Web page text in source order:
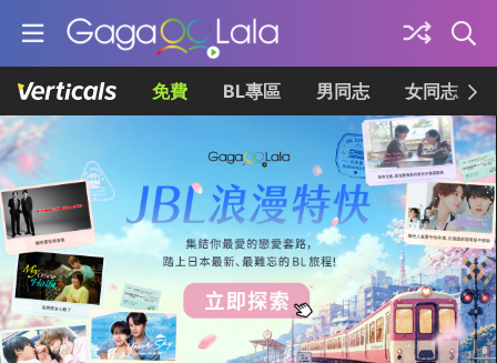
免費 BL專區 男同志 女同志
Homepage